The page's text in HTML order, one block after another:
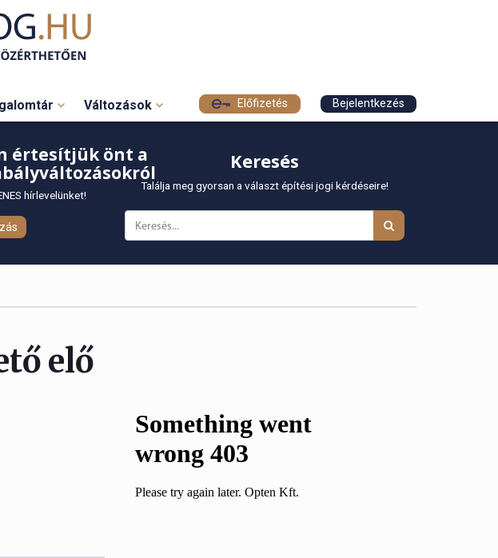
Változások Előfizetés Bejelentkezés
értesítjük önt a
hírlevelünket!
Keresés
Találja meg gyorsan a választ építési jogi kérdéseire!
elő